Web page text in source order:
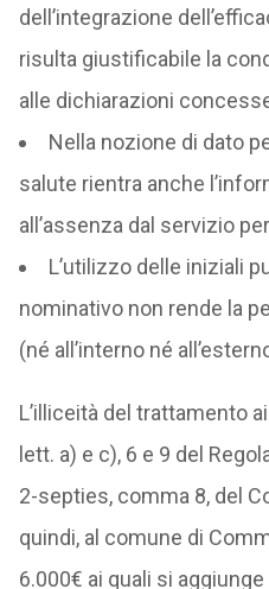
dell’integrazione
risulta giustificabile la
alle dichiarazioni
Nella nozione di dato
salute rientra anche
all’assenza dal servizio
L’utilizzo delle iniziali
nominativo non rende la
(né all’interno né
L’illiceità del trattamento
lett. a) e c), 6 e 9 del
2-septies, comma 8, del
quindi, al comune di
6.000€ ai quali si